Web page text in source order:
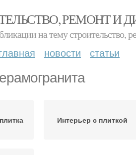
РЕМОНТ И
на тему строительство,
новости статьи
Интерьер с плиткой